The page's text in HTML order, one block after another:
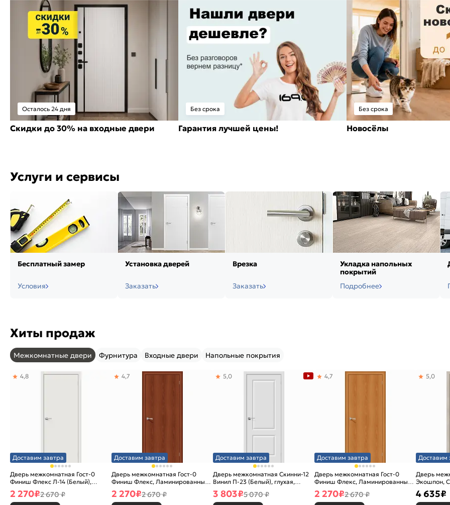
Осталось 24 дня
Скидки до 30% на входные двери
Без срока
Гарантия лучшей цены!
Без срока
Новосёлы
Услуги и сервисы
Бесплатный замер
Условия
Установка дверей
Заказать
Врезка
Заказать
Укладка напольных
покрытий
Подробнее
Хиты продаж
Межкомнатные двери Фурнитура Входные двери Напольные покрытия
Доставим завтра
Дверь межкомнатная Гост-0
Финиш Флекс Л-14 (Белый),
глухая, каркасно-щитовая
4,8
2 270₽2 670 ₽
Доставим завтра
Дверь межкомнатная Гост-0
Финиш Флекс, Ламинированные
Л-11 (ИталОрех), глухая,
каркасно-щитовая
4,7
2 270₽2 670 ₽
Доставим завтра
Дверь межкомнатная Скинни-12
Винил П-23 (Белый), глухая,
скиновая
5,0
3 803₽5 070 ₽
Доставим завтра
Дверь межкомнатная Гост-0
Финиш Флекс, Ламинированные
Л-12 (МиланОрех), глухая,
каркасно-щитовая
4,7
2 270₽2 670 ₽
Доставим
Дверь
Экошпон,
5,0
4 635₽